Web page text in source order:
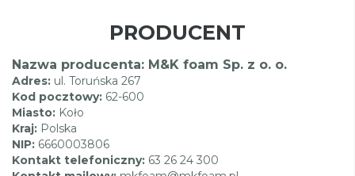
PRODUCENT
Nazwa producenta: M&K foam Sp. z o. o.
Adres: ul. Toruńska 267
Kod pocztowy: 62-600
Miasto: Koło
Kraj: Polska
NIP: 6660003806
Kontakt telefoniczny: 63 26 24 300